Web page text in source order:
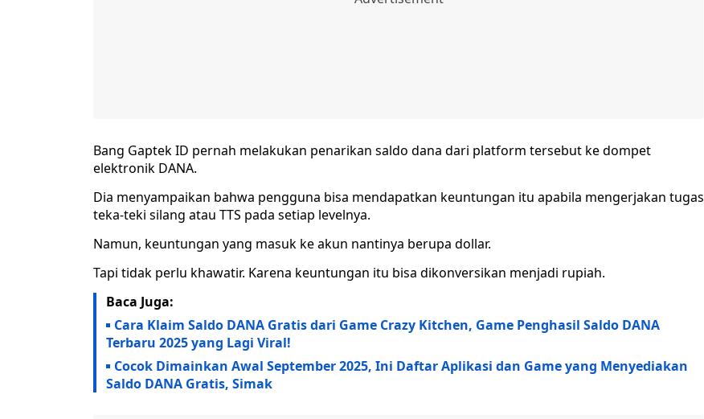
Bang Gaptek ID pernah melakukan penarikan saldo dana dari platform tersebut ke dompet
elektronik DANA.
Dia menyampaikan bahwa pengguna bisa mendapatkan keuntungan itu apabila mengerjakan tugas
teka-teki silang atau TTS pada setiap levelnya.
Namun, keuntungan yang masuk ke akun nantinya berupa dollar.
Tapi tidak perlu khawatir. Karena keuntungan itu bisa dikonversikan menjadi rupiah.
Baca Juga:
Cara Klaim Saldo DANA Gratis dari Game Crazy Kitchen, Game Penghasil Saldo DANA
Terbaru 2025 yang Lagi Viral!
Cocok Dimainkan Awal September 2025, Ini Daftar Aplikasi dan Game yang Menyediakan
Saldo DANA Gratis, Simak